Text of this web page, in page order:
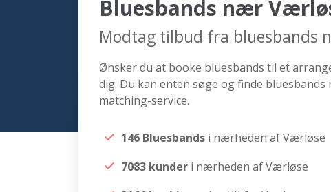
Bluesbands nær
Modtag tilbud fra bluesbands
Ønsker du at booke bluesbands til et
dig. Du kan enten søge og finde
matching-service.
146 Bluesbands i nærheden af Værløse
7083 kunder i nærheden af Værløse